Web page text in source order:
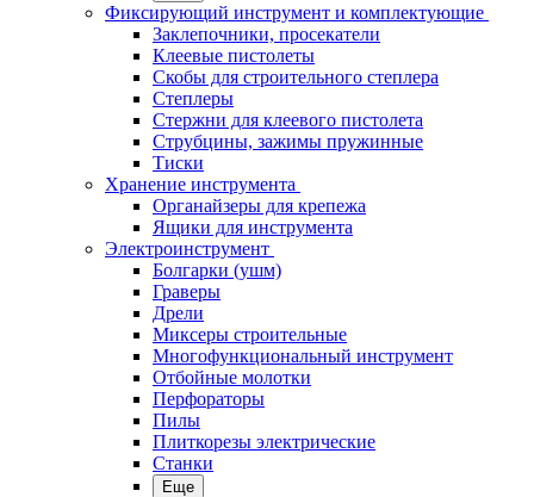
Фиксирующий инструмент и комплектующие
Заклепочники, просекатели
Клеевые пистолеты
Скобы для строительного степлера
Степлеры
Стержни для клеевого пистолета
Струбцины, зажимы пружинные
Тиски
Хранение инструмента
Органайзеры для крепежа
Ящики для инструмента
Электроинструмент
Болгарки (ушм)
Граверы
Дрели
Миксеры строительные
Многофункциональный инструмент
Отбойные молотки
Перфораторы
Пилы
Плиткорезы электрические
Станки
Еще